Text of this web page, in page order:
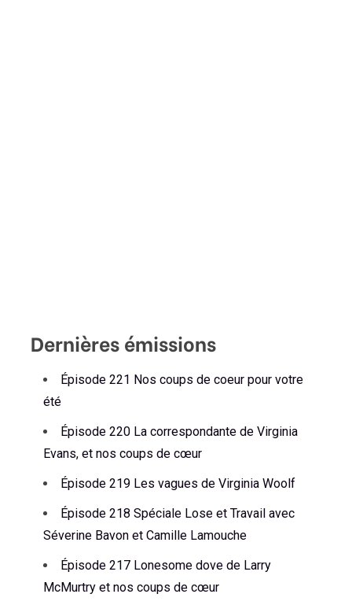
Dernières émissions
Épisode 221 Nos coups de coeur pour votre
été
Épisode 220 La correspondante de Virginia
Evans, et nos coups de cœur
Épisode 219 Les vagues de Virginia Woolf
Épisode 218 Spéciale Lose et Travail avec
Séverine Bavon et Camille Lamouche
Épisode 217 Lonesome dove de Larry
McMurtry et nos coups de cœur